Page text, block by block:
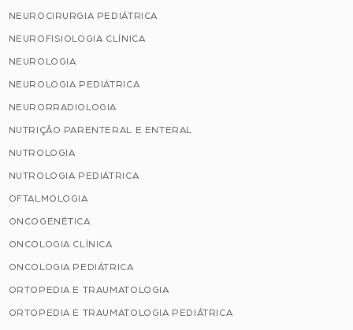
NEUROCIRURGIA PEDIÁTRICA
NEUROFISIOLOGIA CLÍNICA
NEUROLOGIA
NEUROLOGIA PEDIÁTRICA
NEURORRADIOLOGIA
NUTRIÇÃO PARENTERAL E ENTERAL
NUTROLOGIA
NUTROLOGIA PEDIÁTRICA
OFTALMOLOGIA
ONCOGENÉTICA
ONCOLOGIA CLÍNICA
ONCOLOGIA PEDIÁTRICA
ORTOPEDIA E TRAUMATOLOGIA
ORTOPEDIA E TRAUMATOLOGIA PEDIÁTRICA